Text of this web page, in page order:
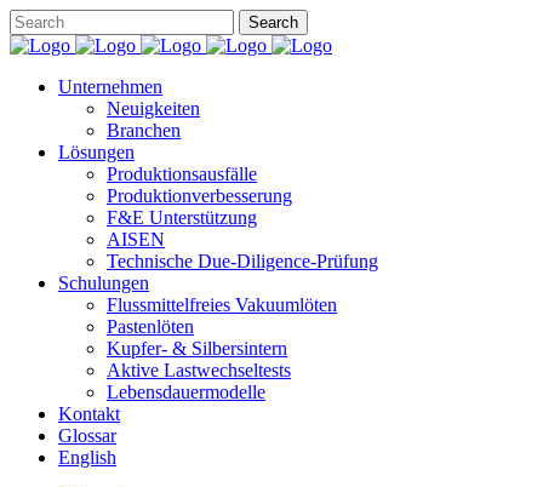
Unternehmen
Neuigkeiten
Branchen
Lösungen
Produktionsausfälle
Produktionverbesserung
F&E Unterstützung
AISEN
Technische Due-Diligence-Prüfung
Schulungen
Flussmittelfreies Vakuumlöten
Pastenlöten
Kupfer- & Silbersintern
Aktive Lastwechseltests
Lebensdauermodelle
Kontakt
Glossar
English